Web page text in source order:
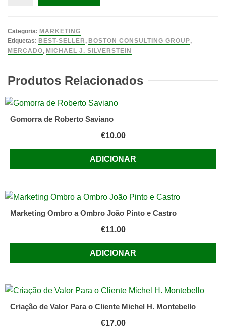
ao
Tesouro,
dentro
Mente
novo
consumidor.
Categoria: MARKETING
Etiquetas: BEST-SELLER , BOSTON CONSULTING GROUP,
MERCADO, MICHAEL J. SILVERSTEIN
Produtos Relacionados
Gomorra de Roberto Saviano
€10.00
ADICIONAR
Marketing Ombro a Ombro João Pinto e Castro
€11.00
ADICIONAR
Criação de Valor Para o Cliente Michel H. Montebello
€17.00